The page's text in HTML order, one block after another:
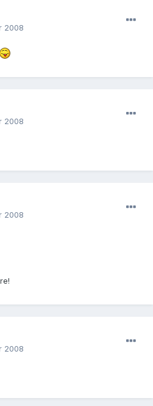
2008
2008
2008
2008